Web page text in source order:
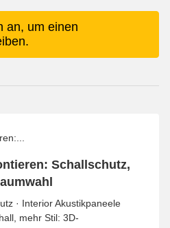
an, um einen
Schallschutz,
· Interior Akustikpaneele
mehr Stil: 3D-